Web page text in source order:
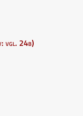
vgl. 24b)